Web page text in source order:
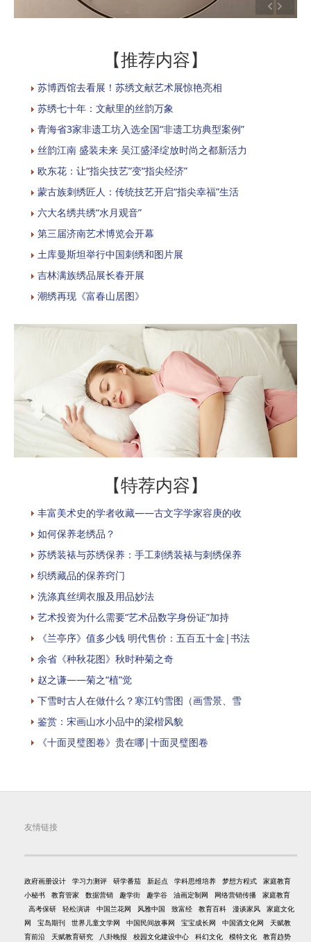
【推荐内容】
苏博西馆去看展！苏绣文献艺术展惊艳亮相
苏绣七十年：文献里的丝韵万象
青海省3家非遗工坊入选全国“非遗工坊典型案例”
丝韵江南 盛装未来 吴江盛泽绽放时尚之都新活力
欧东花：让“指尖技艺”变“指尖经济”
蒙古族刺绣匠人：传统技艺开启“指尖幸福”生活
六大名绣共绣“水月观音”
第三届济南艺术博览会开幕
土库曼斯坦举行中国刺绣和图片展
吉林满族绣品展长春开展
潮绣再现《富春山居图》
【特荐内容】
丰富美术史的学者收藏——古文字学家容庚的收
如何保养老绣品？
苏绣装裱与苏绣保养：手工刺绣装裱与刺绣保养
织绣藏品的保养窍门
洗涤真丝绸衣服及用品妙法
艺术投资为什么需要“艺术品数字身份证”加持
《兰亭序》值多少钱 明代售价：五百五十金|书法
余省《种秋花图》秋时种菊之奇
赵之谦——菊之“植”觉
下雪时古人在做什么？寒江钓雪图（画雪景、雪
鉴赏：宋画山水小品中的梁楷风貌
《十面灵璧图卷》贵在哪|十面灵璧图卷
友情链接
政府画册设计 学习力测评 研学番茄 新起点 学科思维培养 梦想方程式
家庭教育
小秘书
教育管家 数据营销 趣学街 趣学谷 油画定制网 网络营销传播
家庭教育
高考保研
轻松演讲 中国兰花网 风雅中国 致富经 教育百科 漫谈家风
家庭文化
网
宝岛期刊 世界儿童文学网 中国民间故事网 宝宝成长网 中国酒文化网
天赋教
育前沿
天赋教育研究 八卦晚报 校园文化建设中心 科幻文化 模特文化 教育趋势